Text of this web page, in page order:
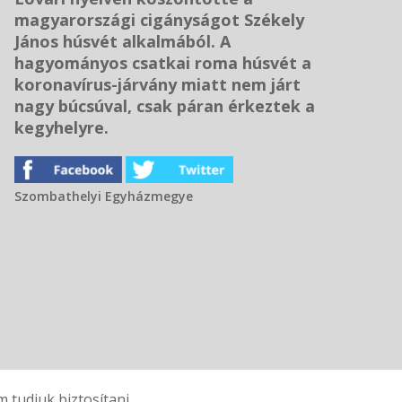
magyarországi cigányságot Székely
János húsvét alkalmából. A
hagyományos csatkai roma húsvét a
koronavírus-járvány miatt nem járt
nagy búcsúval, csak páran érkeztek a
kegyhelyre.
Szombathelyi Egyházmegye